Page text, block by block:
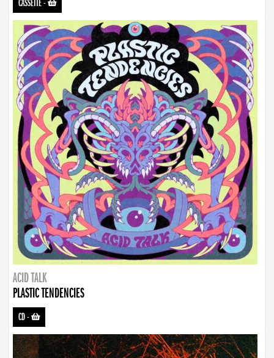
CASSETTE-
ACID TALK
PLASTIC TENDENCIES
CD-